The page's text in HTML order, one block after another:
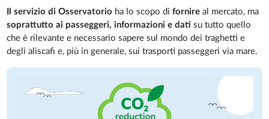
Il servizio di Osservatorio ha lo scopo difornire al mercato, ma
soprattutto ai passeggeri, informazioni e dati su tutto quello
che è rilevante e necessario sapere sul mondo dei traghetti e
degli aliscafi e, più in generale, sui trasporti passeggeri via mare.